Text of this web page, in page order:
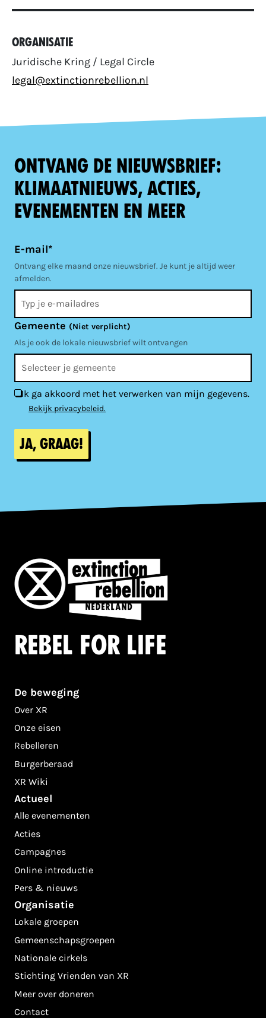
Organisatie
Juridische Kring / Legal Circle
legal@extinctionrebellion.nl
Ontvang de nieuwsbrief:
klimaatnieuws, acties,
evenementen en meer
E-mail*
Ontvang elke maand onze nieuwsbrief. Je kunt je altijd weer
afmelden.
Gemeente (Niet verplicht)
Als je ook de lokale nieuwsbrief wilt ontvangen
Ik ga akkoord met het verwerken van mijn gegevens.
Bekijk privacybeleid.
Ja, graag!
Rebel for life
De beweging
Over XR
Onze eisen
Rebelleren
Burgerberaad
XR Wiki
Actueel
Alle evenementen
Acties
Campagnes
Online introductie
Pers & nieuws
Organisatie
Lokale groepen
Gemeenschapsgroepen
Nationale cirkels
Stichting Vrienden van XR
Meer over doneren
Contact